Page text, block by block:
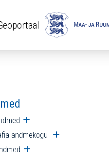
Ava alammenüü
andmekogu Ava
Ava alammenüü